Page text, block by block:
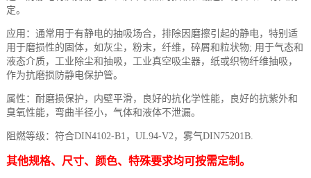
定。
应用：通常用于有静电的抽吸场合，排除因磨擦引起的静电，特别适
用于磨损性的固体，如灰尘，粉末，纤维，碎屑和粒状物; 用于气态和
液态介质，工业除尘和抽吸，工业真空吸尘器，纸或织物纤维抽吸，
作为抗磨损防静电保护管。
属性：耐磨损保护，内壁平滑，良好的抗化学性能，良好的抗紫外和
臭氧性能，弯曲半径小，气体和液体不泄漏。
阻燃等级：符合DIN4102-B1，UL94-V2，雾气DIN75201B.
其他规格、尺寸、颜色、特殊要求均可按需定制。